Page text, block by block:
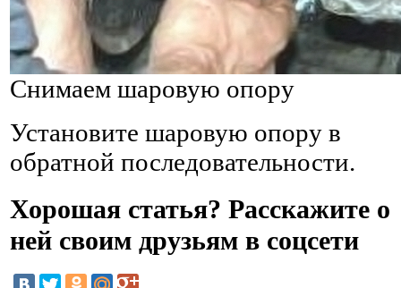
Снимаем шаровую опору
Установите шаровую опору в
обратной последовательности.
Хорошая статья? Расскажите о
ней своим друзьям в соцсети